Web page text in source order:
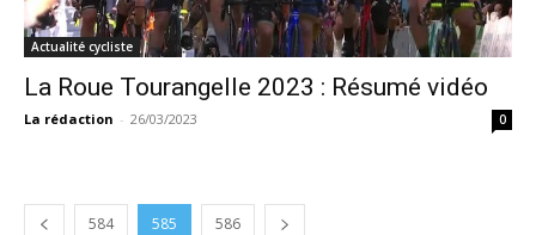
Actualité cycliste
La Roue Tourangelle 2023 : Résumé vidéo
La rédaction - 26/03/2023 0
584 585 586